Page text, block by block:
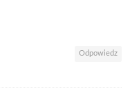
Odpowiedz